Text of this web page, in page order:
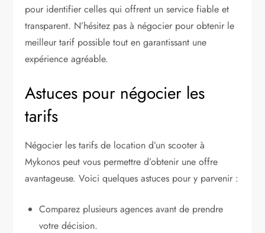
pour identifier celles qui offrent un service fiable et
transparent. N’hésitez pas à négocier pour obtenir le
meilleur tarif possible tout en garantissant une
expérience agréable.
Astuces pour négocier les
tarifs
Négocier les tarifs de location d’un scooter à
Mykonos peut vous permettre d’obtenir une offre
avantageuse. Voici quelques astuces pour y parvenir :
Comparez plusieurs agences avant de prendre
votre décision.